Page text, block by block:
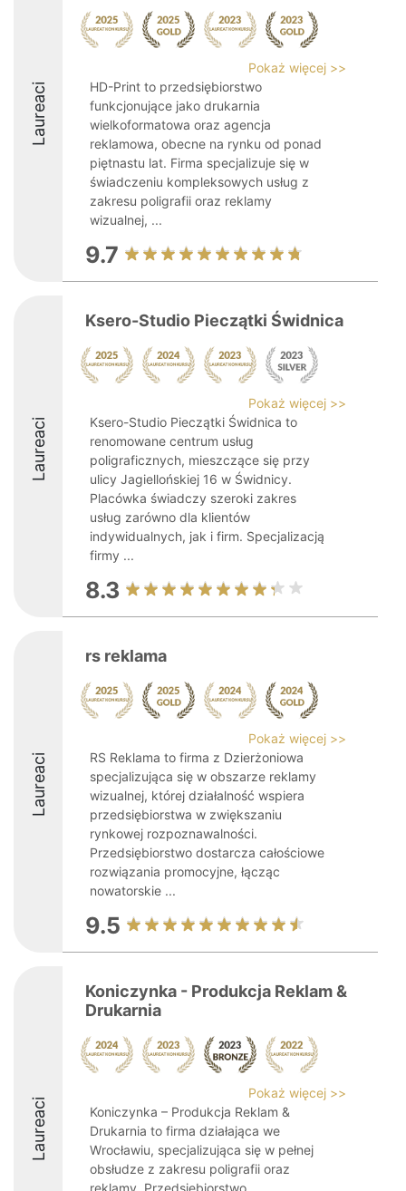
Laureaci
Pokaż więcej >>
HD-Print to przedsiębiorstwo
funkcjonujące jako drukarnia
wielkoformatowa oraz agencja
reklamowa, obecne na rynku od ponad
piętnastu lat. Firma specjalizuje się w
świadczeniu kompleksowych usług z
zakresu poligrafii oraz reklamy
wizualnej, ...
9.7
Laureaci
Ksero-Studio Pieczątki Świdnica
Pokaż więcej >>
Ksero-Studio Pieczątki Świdnica to
renomowane centrum usług
poligraficznych, mieszczące się przy
ulicy Jagiellońskiej 16 w Świdnicy.
Placówka świadczy szeroki zakres
usług zarówno dla klientów
indywidualnych, jak i firm. Specjalizacją
firmy ...
8.3
Laureaci
rs reklama
Pokaż więcej >>
RS Reklama to firma z Dzierżoniowa
specjalizująca się w obszarze reklamy
wizualnej, której działalność wspiera
przedsiębiorstwa w zwiększaniu
rynkowej rozpoznawalności.
Przedsiębiorstwo dostarcza całościowe
rozwiązania promocyjne, łącząc
nowatorskie ...
9.5
Laureaci
Koniczynka - Produkcja Reklam &
Drukarnia
Pokaż więcej >>
Koniczynka – Produkcja Reklam &
Drukarnia to firma działająca we
Wrocławiu, specjalizująca się w pełnej
obsłudze z zakresu poligrafii oraz
reklamy. Przedsiębiorstwo